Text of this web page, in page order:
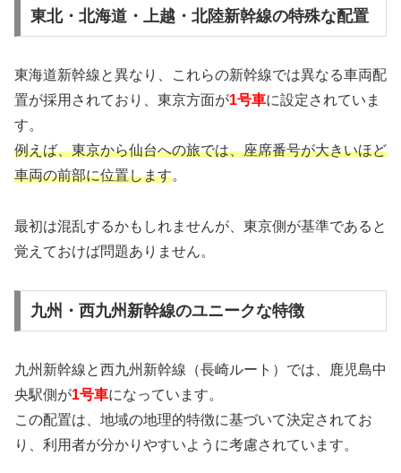
東北・北海道・上越・北陸新幹線の特殊な配置
東海道新幹線と異なり、これらの新幹線では異なる車両配
置が採用されており、東京方面が1号車に設定されていま
す。
例えば、東京から仙台への旅では、座席番号が大きいほど
車両の前部に位置します。
最初は混乱するかもしれませんが、東京側が基準であると
覚えておけば問題ありません。
九州・西九州新幹線のユニークな特徴
九州新幹線と西九州新幹線（長崎ルート）では、鹿児島中
央駅側が1号車になっています。
この配置は、地域の地理的特徴に基づいて決定されてお
り、利用者が分かりやすいように考慮されています。